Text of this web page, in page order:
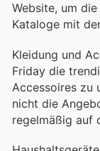
Website, um
Kataloge mit
Kleidung und
Friday die
Accessoires zu
nicht die
regelmäßig auf